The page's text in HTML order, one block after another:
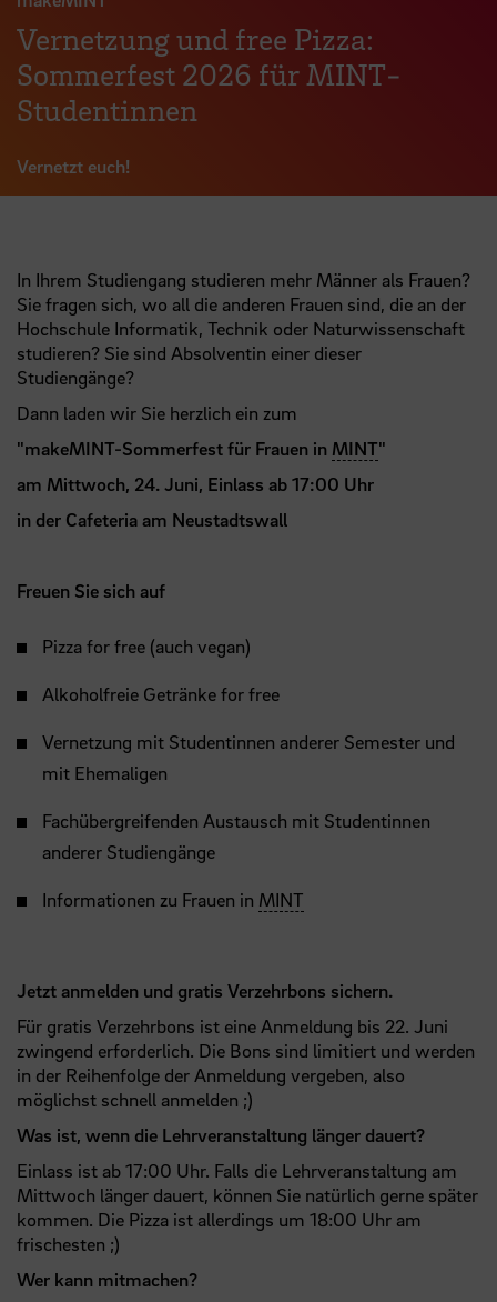
Vernetzung und free Pizza:
Sommerfest 2026 für MINT-
Studentinnen
Vernetzt euch!
In Ihrem Studiengang studieren mehr Männer als Frauen?
Sie fragen sich, wo all die anderen Frauen sind, die an der
Hochschule Informatik, Technik oder Naturwissenschaft
studieren? Sie sind Absolventin einer dieser
Studiengänge?
Dann laden wir Sie herzlich ein zum
"makeMINT-Sommerfest für Frauen in MINT"
am Mittwoch, 24. Juni, Einlass ab 17:00 Uhr
in der Cafeteria am Neustadtswall
Freuen Sie sich auf
Pizza for free (auch vegan)
Alkoholfreie Getränke for free
Vernetzung mit Studentinnen anderer Semester und
mit Ehemaligen
Fachübergreifenden Austausch mit Studentinnen
anderer Studiengänge
Informationen zu Frauen in MINT
Jetzt anmelden und gratis Verzehrbons sichern.
Für gratis Verzehrbons ist eine Anmeldung bis 22. Juni
zwingend erforderlich. Die Bons sind limitiert und werden
in der Reihenfolge der Anmeldung vergeben, also
möglichst schnell anmelden ;)
Was ist, wenn die Lehrveranstaltung länger dauert?
Einlass ist ab 17:00 Uhr. Falls die Lehrveranstaltung am
Mittwoch länger dauert, können Sie natürlich gerne später
kommen. Die Pizza ist allerdings um 18:00 Uhr am
frischesten ;)
Wer kann mitmachen?